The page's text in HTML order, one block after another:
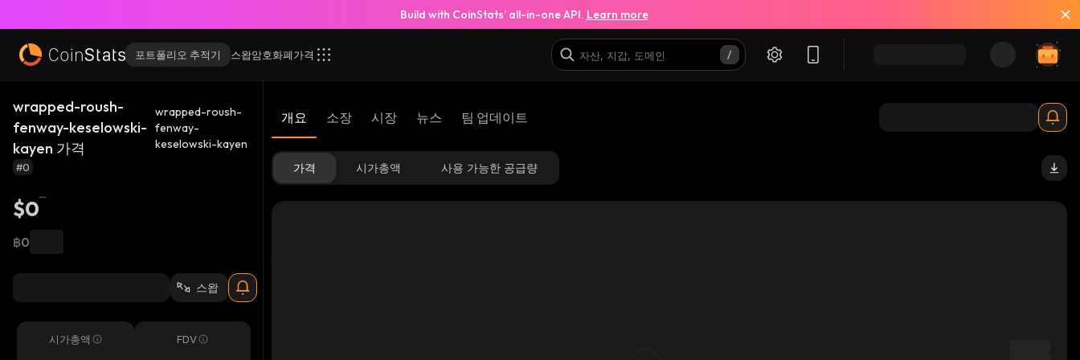
Build with CoinStats’ all-in-one API. Learn more
포트폴리오 추적기 스왑암호화폐가격
wrapped-roush-
fenway-keselowski-
kayen 가격
wrapped-roush-
fenway-
keselowski-kayen
#0
$0
฿0
스왑
시가총액 FDV
개요 소장 시장 뉴스 팀 업데이트
가격 시가총액 사용 가능한 공급량